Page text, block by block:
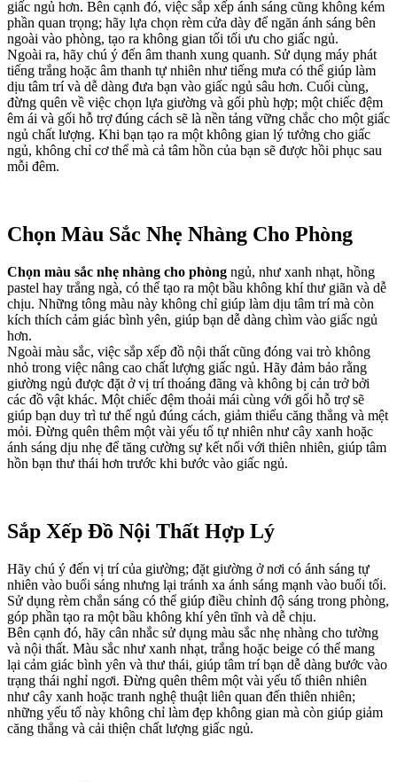
giấc ngủ hơn. Bên cạnh đó, việc sắp xếp ánh sáng cũng không kém
phần quan trọng; hãy lựa chọn rèm cửa dày để ngăn ánh sáng bên
ngoài vào phòng, tạo ra không gian tối tối ưu cho giấc ngủ.
Ngoài ra, hãy chú ý đến âm thanh xung quanh. Sử dụng máy phát
tiếng trắng hoặc âm thanh tự nhiên như tiếng mưa có thể giúp làm
dịu tâm trí và dễ dàng đưa bạn vào giấc ngủ sâu hơn. Cuối cùng,
đừng quên về việc chọn lựa giường và gối phù hợp; một chiếc đệm
êm ái và gối hỗ trợ đúng cách sẽ là nền tảng vững chắc cho một giấc
ngủ chất lượng. Khi bạn tạo ra một không gian lý tưởng cho giấc
ngủ, không chỉ cơ thể mà cả tâm hồn của bạn sẽ được hồi phục sau
mỗi đêm.
Chọn Màu Sắc Nhẹ Nhàng Cho Phòng
Chọn màu sắc nhẹ nhàng cho phòng ngủ, như xanh nhạt, hồng
pastel hay trắng ngà, có thể tạo ra một bầu không khí thư giãn và dễ
chịu. Những tông màu này không chỉ giúp làm dịu tâm trí mà còn
kích thích cảm giác bình yên, giúp bạn dễ dàng chìm vào giấc ngủ
hơn.
Ngoài màu sắc, việc sắp xếp đồ nội thất cũng đóng vai trò không
nhỏ trong việc nâng cao chất lượng giấc ngủ. Hãy đảm bảo rằng
giường ngủ được đặt ở vị trí thoáng đãng và không bị cản trở bởi
các đồ vật khác. Một chiếc đệm thoải mái cùng với gối hỗ trợ sẽ
giúp bạn duy trì tư thế ngủ đúng cách, giảm thiểu căng thẳng và mệt
mỏi. Đừng quên thêm một vài yếu tố tự nhiên như cây xanh hoặc
ánh sáng dịu nhẹ để tăng cường sự kết nối với thiên nhiên, giúp tâm
hồn bạn thư thái hơn trước khi bước vào giấc ngủ.
Sắp Xếp Đồ Nội Thất Hợp Lý
Hãy chú ý đến vị trí của giường; đặt giường ở nơi có ánh sáng tự
nhiên vào buổi sáng nhưng lại tránh xa ánh sáng mạnh vào buổi tối.
Sử dụng rèm chắn sáng có thể giúp điều chỉnh độ sáng trong phòng,
góp phần tạo ra một bầu không khí yên tĩnh và dễ chịu.
Bên cạnh đó, hãy cân nhắc sử dụng màu sắc nhẹ nhàng cho tường
và nội thất. Màu sắc như xanh nhạt, trắng hoặc beige có thể mang
lại cảm giác bình yên và thư thái, giúp tâm trí bạn dễ dàng bước vào
trạng thái nghỉ ngơi. Đừng quên thêm một vài yếu tố thiên nhiên
như cây xanh hoặc tranh nghệ thuật liên quan đến thiên nhiên;
những yếu tố này không chỉ làm đẹp không gian mà còn giúp giảm
căng thẳng và cải thiện chất lượng giấc ngủ.